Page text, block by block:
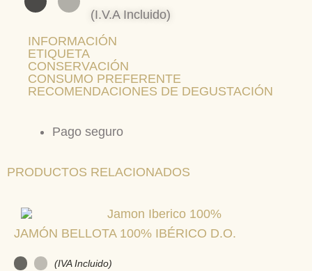
(I.V.A Incluido)
INFORMACIÓN
ETIQUETA
CONSERVACIÓN
CONSUMO PREFERENTE
RECOMENDACIONES DE DEGUSTACIÓN
Pago seguro
PRODUCTOS RELACIONADOS
JAMÓN BELLOTA 100% IBÉRICO D.O.
(IVA Incluido)